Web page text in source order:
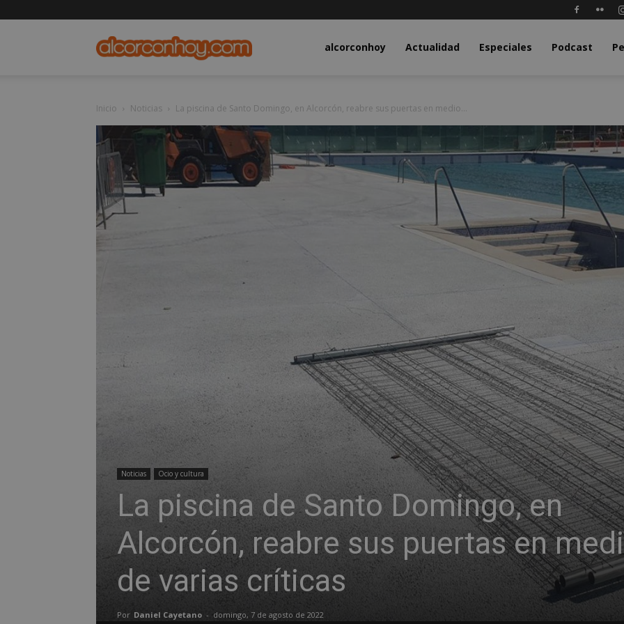
alcorconhoy.comalcorconhoy Actualidad Especiales Podcast
Inicio Noticias La piscina de Santo Domingo, en Alcorcón, reabre sus puertas en medio...
Noticias Ocio y cultura
La piscina de Santo Domingo, en
Alcorcón, reabre sus puertas en
de varias críticas
Por Daniel Cayetano - domingo, 7 de agosto de 2022